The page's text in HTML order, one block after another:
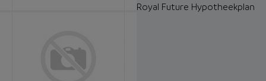
Royal Future Hypotheekplan